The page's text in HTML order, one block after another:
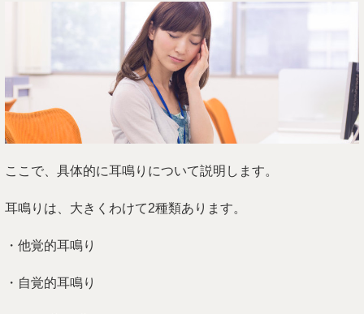
ここで、具体的に耳鳴りについて説明します。
耳鳴りは、大きくわけて2種類あります。
・他覚的耳鳴り
・自覚的耳鳴り